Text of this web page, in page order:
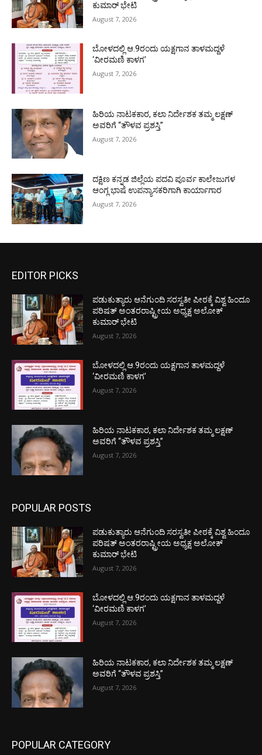
ಕುಮಾರ್ ಭೇಟಿ
August 7, 2026
ಬೋಳದಲ್ಲಿ ಆ.9ರಂದು ಯಕ್ಷಗಾನ ತಾಳಮದ್ದಳೆ
‘ವೀರಮಣಿ ಕಾಳಗ’
August 7, 2026
ಹಿರಿಯ ನಾಟಕಕಾರ, ಕಲಾ ನಿರ್ದೇಶಕ ತಮ್ಮ ಲಕ್ಷಣ್
ಅವರಿಗೆ “ತೌಳವ ಪ್ರಶಸ್ತಿ”
August 7, 2026
ದಕ್ಷಿಣ ಕನ್ನಡ ಜಿಲ್ಲೆಯ ಪದವಿ ಪೂರ್ವ ಕಾಲೇಜುಗಳ
ಆಂಗ್ಲ ಭಾಷೆ ಉಪನ್ಯಾಸಕರಿಗಾಗಿ ಕಾರ್ಯಾಗಾರ
August 7, 2026
EDITOR PICKS
ಪಡುಕುತ್ಯಾರು ಆನೆಗುಂದಿ ಸರಸ್ವತೀ ಪೀಠಕ್ಕೆ ವಿಶ್ವ ಹಿಂದೂ
ಪರಿಷತ್ ಅಂತರರಾಷ್ಟ್ರೀಯ ಅಧ್ಯಕ್ಷ ಅಲೋಕ್
ಕುಮಾರ್ ಭೇಟಿ
August 7, 2026
ಬೋಳದಲ್ಲಿ ಆ.9ರಂದು ಯಕ್ಷಗಾನ ತಾಳಮದ್ದಳೆ
‘ವೀರಮಣಿ ಕಾಳಗ’
August 7, 2026
ಹಿರಿಯ ನಾಟಕಕಾರ, ಕಲಾ ನಿರ್ದೇಶಕ ತಮ್ಮ ಲಕ್ಷಣ್
ಅವರಿಗೆ “ತೌಳವ ಪ್ರಶಸ್ತಿ”
August 7, 2026
POPULAR POSTS
ಪಡುಕುತ್ಯಾರು ಆನೆಗುಂದಿ ಸರಸ್ವತೀ ಪೀಠಕ್ಕೆ ವಿಶ್ವ ಹಿಂದೂ
ಪರಿಷತ್ ಅಂತರರಾಷ್ಟ್ರೀಯ ಅಧ್ಯಕ್ಷ ಅಲೋಕ್
ಕುಮಾರ್ ಭೇಟಿ
August 7, 2026
ಬೋಳದಲ್ಲಿ ಆ.9ರಂದು ಯಕ್ಷಗಾನ ತಾಳಮದ್ದಳೆ
‘ವೀರಮಣಿ ಕಾಳಗ’
August 7, 2026
ಹಿರಿಯ ನಾಟಕಕಾರ, ಕಲಾ ನಿರ್ದೇಶಕ ತಮ್ಮ ಲಕ್ಷಣ್
ಅವರಿಗೆ “ತೌಳವ ಪ್ರಶಸ್ತಿ”
August 7, 2026
POPULAR CATEGORY